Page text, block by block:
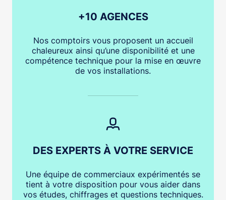
+10 AGENCES
Nos comptoirs vous proposent un accueil
chaleureux ainsi qu’une disponibilité et une
compétence technique pour la mise en œuvre
de vos installations.
DES EXPERTS À VOTRE SERVICE
Une équipe de commerciaux expérimentés se
tient à votre disposition pour vous aider dans
vos études, chiffrages et questions techniques.